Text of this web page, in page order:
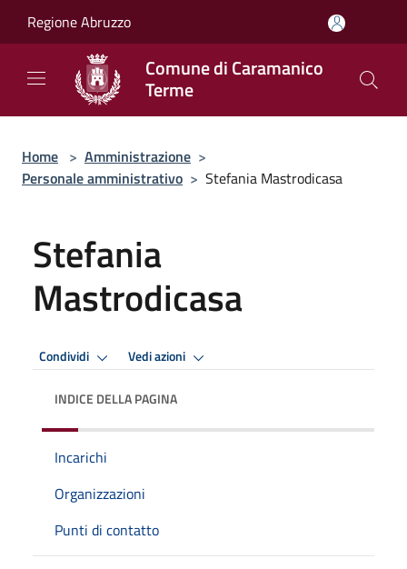
Regione Abruzzo
Comune di Caramanico
Terme
Home > Amministrazione >
Personale amministrativo > Stefania Mastrodicasa
Stefania
Mastrodicasa
Condividi Vedi azioni
INDICE DELLA PAGINA
Incarichi
Organizzazioni
Punti di contatto